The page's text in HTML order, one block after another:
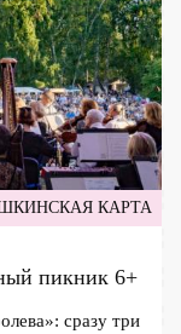
КАРТА
пикник 6+
сразу три